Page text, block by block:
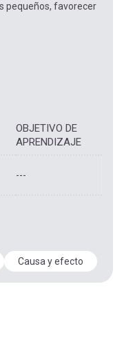
pequeños, favorecer
OBJETIVO DE
APRENDIZAJE
---
Causa y efecto